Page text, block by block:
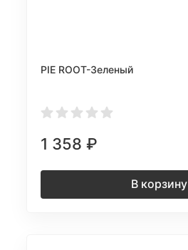
PIE ROOT-Зеленый
1 358₽
В корзину